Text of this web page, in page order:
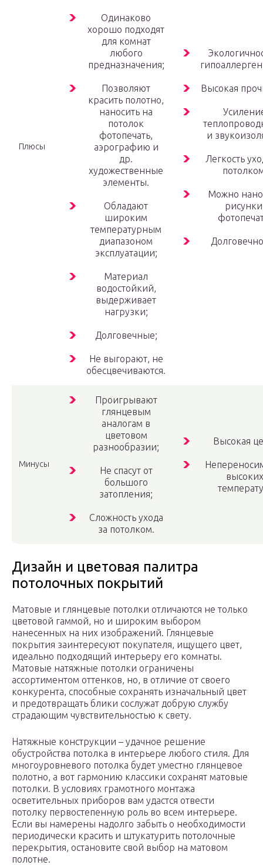
Плюсы
Одинаково
хорошо подходят
для комнат
любого
предназначения;
Позволяют
красить полотно,
наносить на
потолок
фотопечать,
аэрографию и
др.
художественные
элементы.
Обладают
широким
температурным
диапазоном
эксплуатации;
Материал
водостойкий,
выдерживает
нагрузки;
Долговечные;
Не выгорают, не
обесцвечиваются.
Высокая
и
Легкость
Можно
Минусы
Проигрывают
глянцевым
аналогам в
цветовом
разнообразии;
Не спасут от
большого
затопления;
Сложность ухода
за потолком.
Высокая
высоких
Дизайн и цветовая палитра
потолочных покрытий
Матовые и глянцевые потолки отличаются не только
цветовой гаммой, но и широким выбором
нанесенных на них изображений. Глянцевые
покрытия заинтересуют покупателя, ищущего цвет,
идеально подходящий интерьеру его комнаты.
Матовые натяжные потолки ограничены
ассортиментом оттенков, но, в отличие от своего
конкурента, способные сохранять изначальный цвет
и предотвращать блики сослужат добрую службу
страдающим чувствительностью к свету.
Натяжные конструкции – удачное решение
обустройства потолка в интерьере любого стиля. Для
многоуровневого потолка будет уместно глянцевое
полотно, а вот гармонию классики сохранят матовые
потолки. В условиях грамотного монтажа
осветительных приборов вам удастся отвести
потолку первостепенную роль во всем интерьере.
Если вы намерены надолго забыть о необходимости
периодически красить и штукатурить потолочные
перекрытия, остановите свой выбор на матовом
полотне.